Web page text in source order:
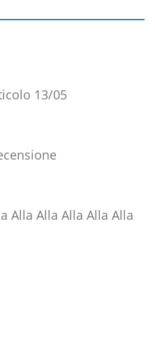
13/05
Alla Alla Alla Alla Alla